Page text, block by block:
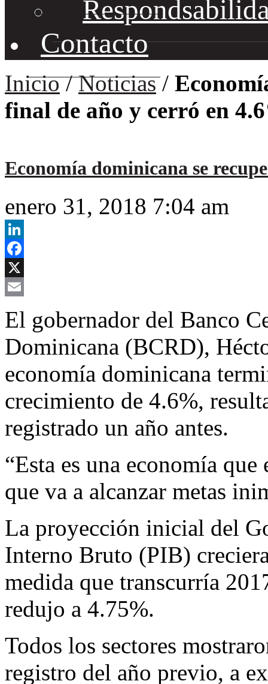
Contacto
Inicio/Noticias/
final de año y cerró en
Economía dominicana se
enero 31, 2018 7:04 am
LinkedIn
Facebook
X
El gobernador del Banco
Dominicana (BCRD),
economía dominicana
crecimiento de 4.6%,
registrado un año antes.
“Esta es una economía
que va a alcanzar metas
La proyección inicial del
Interno Bruto (PIB)
medida que transcurría
redujo a 4.75%.
Todos los sectores
registro del año previo, a